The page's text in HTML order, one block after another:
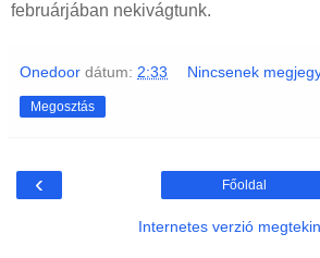
februárjában nekivágtunk.
Onedoor dátum: 2:33 Nincsenek
Megosztás
‹ Főoldal
Internetes verzió